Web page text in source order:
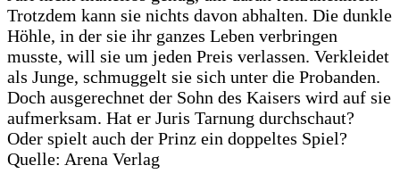
Trotzdem kann sie nichts davon abhalten. Die dunkle
Höhle, in der sie ihr ganzes Leben verbringen
musste, will sie um jeden Preis verlassen. Verkleidet
als Junge, schmuggelt sie sich unter die Probanden.
Doch ausgerechnet der Sohn des Kaisers wird auf sie
aufmerksam. Hat er Juris Tarnung durchschaut?
Oder spielt auch der Prinz ein doppeltes Spiel?
Quelle: Arena Verlag